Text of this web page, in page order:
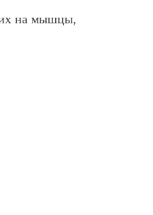
на мышцы,